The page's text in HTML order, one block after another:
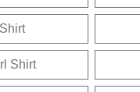
Shirt